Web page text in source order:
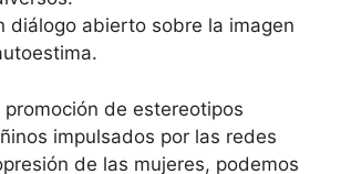
diálogo abierto sobre la imagen
de estereotipos
impulsados por las redes
de las mujeres, podemos